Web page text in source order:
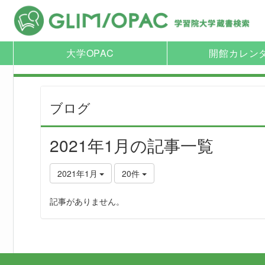
大学OPAC 開館カレン
ブログ
2021年1月の記事一覧
2021年1月 20件
記事がありません。